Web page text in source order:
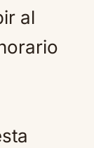
al